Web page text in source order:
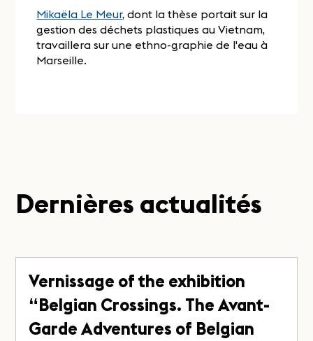
Mikaëla Le Meur, dont la thèse portait sur la
gestion des déchets plastiques au Vietnam,
travaillera sur une ethno-graphie de l'eau à
Marseille.
Dernières actualités
Vernissage of the exhibition
“Belgian Crossings. The Avant-
Garde Adventures of Belgian